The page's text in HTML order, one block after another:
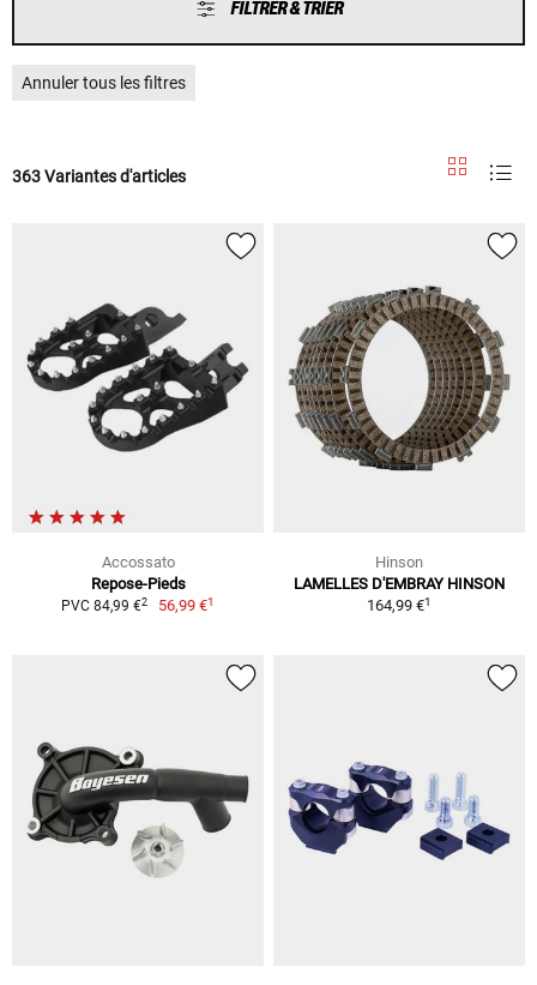
FILTRER & TRIER
Annuler tous les filtres
363 Variantes d'articles
Accossato
Repose-Pieds
PVC 84,99 €2 56,99 €1
Hinson
LAMELLES D'EMBRAY HINSON
164,99 €1